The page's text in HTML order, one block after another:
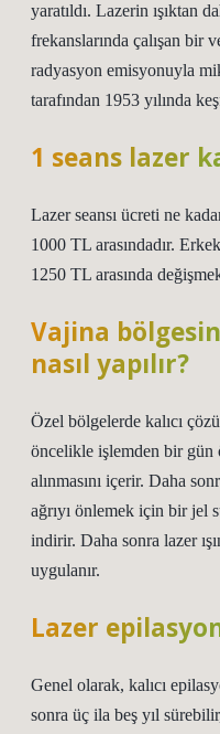
yaratıldı. Lazerin ışıktan
frekanslarında çalışan bir
radyasyon emisyonuyla
tarafından 1953 yılında
1 seans lazer
Lazer seansı ücreti ne
1000 TL arasındadır.
1250 TL arasında
Vajina
nasıl yapılır?
Özel bölgelerde kalıcı
öncelikle işlemden bir gün
alınmasını içerir. Daha
ağrıyı önlemek için bir jel
indirir. Daha sonra lazer
uygulanır.
Lazer
Genel olarak, kalıcı
sonra üç ila beş yıl